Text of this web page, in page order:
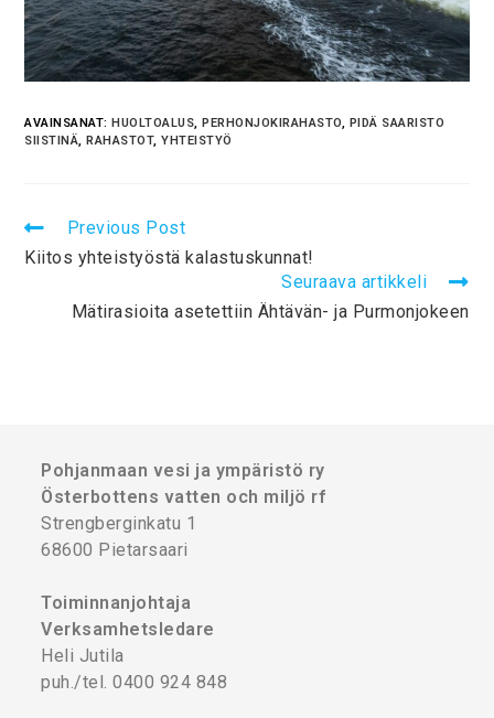
AVAINSANAT:HUOLTOALUS, PERHONJOKIRAHASTO, PIDÄ SAARISTO
SIISTINÄ, RAHASTOT, YHTEISTYÖ
Previous Post
Kiitos yhteistyöstä kalastuskunnat!
Seuraava artikkeli
Mätirasioita asetettiin Ähtävän- ja Purmonjokeen
Pohjanmaan vesi ja ympäristö ry
Österbottens vatten och miljö rf
Strengberginkatu 1
68600 Pietarsaari
Toiminnanjohtaja
Verksamhetsledare
Heli Jutila
puh./tel. 0400 924 848